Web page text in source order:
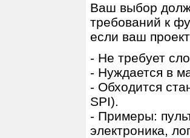
Ваш выбор
требований к
если ваш
- Не требует
- Нуждается в
- Обходится
SPI).
- Примеры:
электроника,